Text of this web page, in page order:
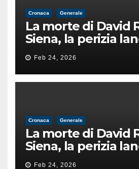
Cronaca Generale
La morte di David
Siena, la perizia
di un’intimidazione
male
Feb 24, 2026
Cronaca Generale
La morte di David
Siena, la perizia
di un’intimidazione
Feb 24, 2026